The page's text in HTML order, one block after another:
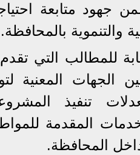
جهود متابعة
والتنموية بالمحافظة.
للمطالب التي تقدم
الجهات المعنية
تنفيذ
المقدمة
المحافظة.